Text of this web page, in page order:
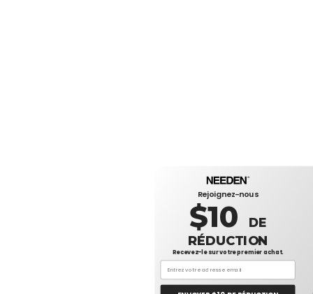
Rejoignez-nous
$10 DE
RÉDUCTION
Recevez-le sur votre premier achat.